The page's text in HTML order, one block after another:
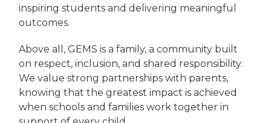
inspiring students and delivering meaningful
outcomes.
Above all, GEMS is a family, a community built
on respect, inclusion, and shared responsibility.
We value strong partnerships with parents,
knowing that the greatest impact is achieved
when schools and families work together in